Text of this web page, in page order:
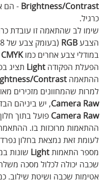
Brightness‪/‬Contrast - הם
כרגיל.
שימו לב שהתאמה זו עובדת
הצבע RGB
במודלי צבע אחרים כמו CMYK
הפעלת הפקודה Light תציג
ההתאמה
למרות שהמחוונים מזכירים
Camera Raw
, יש ביניהם
Camera Raw
פועל בתוך
ההתאמות מרוכזות בו.
לעומת זאת נמצאת בחלון
מספר התאמות Light שונות
שכבה יכולה לכלול מסכה
אטימות שכבה ושיטת שילוב.